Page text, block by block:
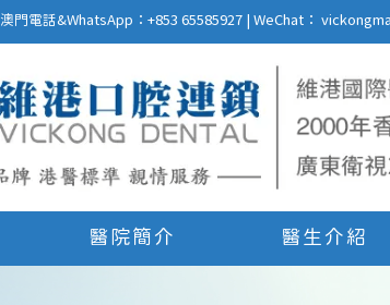
澳門電話&WhatsApp：+853 65585927 | WeChat：
醫院簡介 醫生介紹